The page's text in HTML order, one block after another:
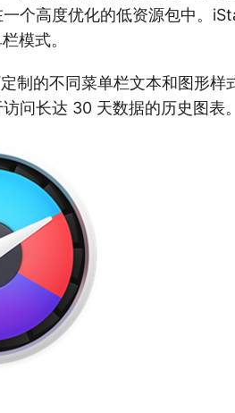
个高度优化的低资源包中。
模式。
制的不同菜单栏文本和图形样
问长达 30 天数据的历史图表。